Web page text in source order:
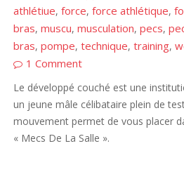
athlétiue,force,force athlétique,
bras,muscu,musculation,pecs,
bras,pompe,technique,training,
1 Comment
Le développé couché est une
un jeune mâle célibataire plein de
mouvement permet de vous placer
« Mecs De La Salle ».